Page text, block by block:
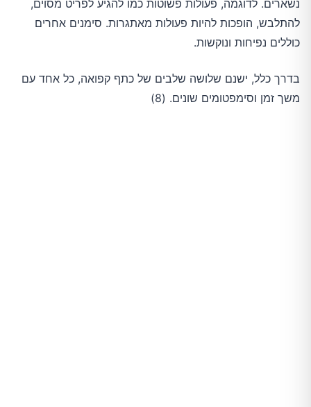
נשארים. לדוגמה, פעולות פשוטות כמו להגיע לפריט מסוים,
להתלבש, הופכות להיות פעולות מאתגרות. סימנים אחרים
כוללים נפיחות ונוקשות.
בדרך כלל, ישנם שלושה שלבים של כתף קפואה, כל אחד עם
משך זמן וסימפטומים שונים. (8)